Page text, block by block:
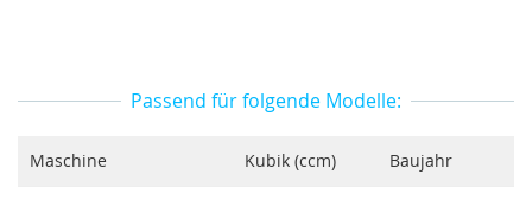
Passend für folgende Modelle:
Maschine Kubik (ccm) Baujahr